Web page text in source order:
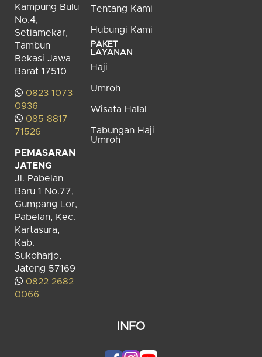
Kampung Bulu
No.4,
Setiamekar,
Tambun
Bekasi Jawa
Barat 17510
0823 1073
0936
085 8817
71526
PEMASARAN
JATENG
Jl. Pabelan
Baru 1 No.77,
Gumpang Lor,
Pabelan, Kec.
Kartasura,
Kab.
Sukoharjo,
Jateng 57169
0822 2682
0066
Tentang Kami
Hubungi Kami
PAKET
LAYANAN
Haji
Umroh
Wisata Halal
Tabungan Haji
Umroh
INFO